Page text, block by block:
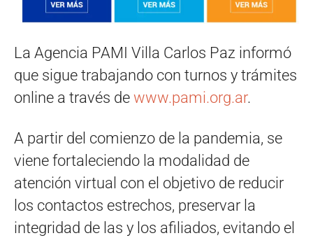
La Agencia PAMI Villa Carlos Paz informó
que sigue trabajando con turnos y trámites
online a través de www.pami.org.ar.
A partir del comienzo de la pandemia, se
viene fortaleciendo la modalidad de
atención virtual con el objetivo de reducir
los contactos estrechos, preservar la
integridad de las y los afiliados, evitando el